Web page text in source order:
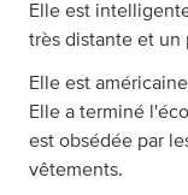
Elle est
très distante et un
Elle est
Elle a terminé
est obsédée par
vêtements.